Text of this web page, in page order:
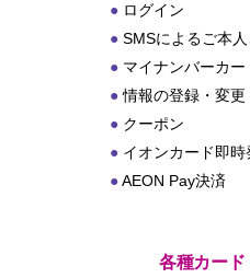
ログイン
SMSによるご本
マイナンバーカ
情報の登録・変更
クーポン
イオンカード即時
AEON Pay決済
各種カード